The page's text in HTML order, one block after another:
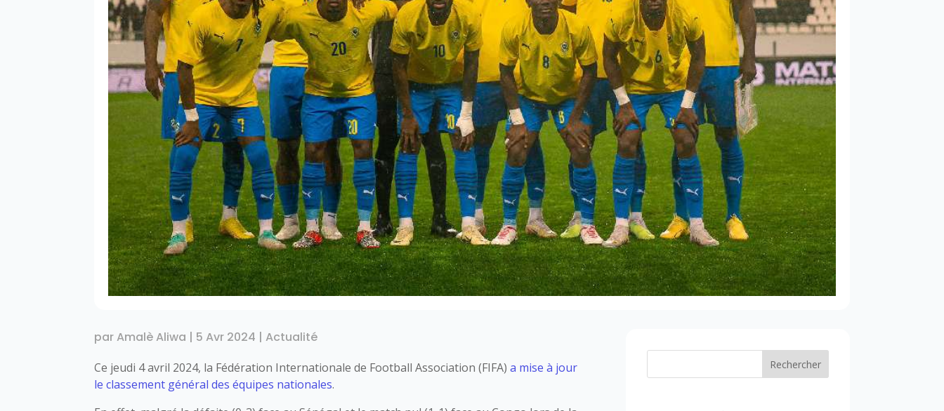
parAmalè Aliwa | 5 Avr 2024 |Actualité
Ce jeudi 4 avril 2024, la Fédération Internationale de Football Association (FIFA)a mise à jour
le classement général des équipes nationales.
Rechercher